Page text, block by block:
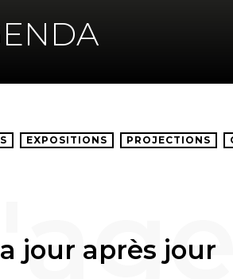
EXPOSITIONS PROJECTIONS
jour après jour